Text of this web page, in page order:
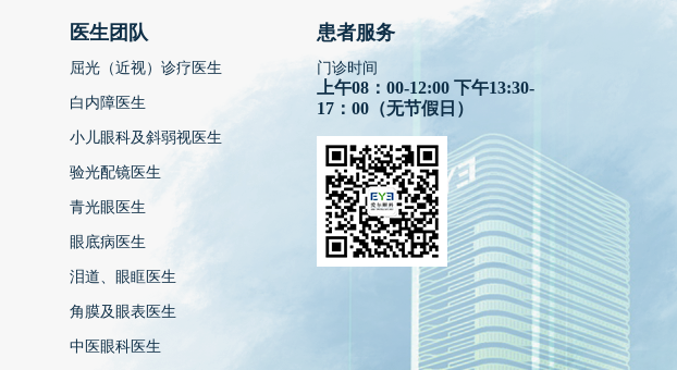
医生团队
屈光（近视）诊疗医生
白内障医生
小儿眼科及斜弱视医生
验光配镜医生
青光眼医生
眼底病医生
泪道、眼眶医生
角膜及眼表医生
中医眼科医生
患者服务
门诊时间
上午08：00-12:00 下午13:30-
17：00（无节假日）